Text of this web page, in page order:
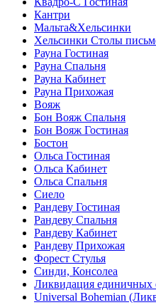
Кантри
Мальта&Хельсинки
Хельсинки Столы
Рауна Гостиная
Рауна Спальня
Рауна Кабинет
Рауна Прихожая
Вояж
Бон Вояж Спальня
Бон Вояж Гостиная
Бостон
Ольса Гостиная
Ольса Кабинет
Ольса Спальня
Сиело
Рандеву Гостиная
Рандеву Спальня
Рандеву Кабинет
Рандеву Прихожая
Форест Стулья
Синди, Консолеа
Ликвидация единичных
Universal Bohemian